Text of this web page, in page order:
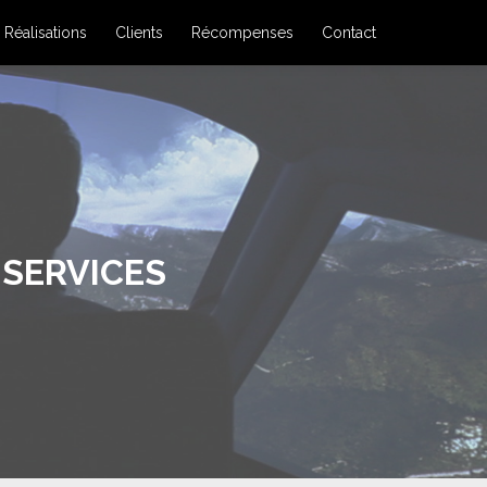
Réalisations Clients Récompenses Contact